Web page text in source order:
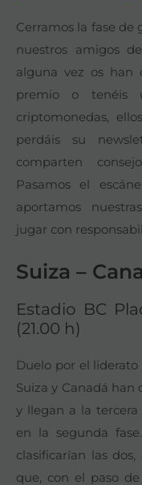
Cerramos la fase
nuestros amigos
alguna vez os han
premio o tenéis
criptomonedas,
perdáis su
comparten
Pasamos el
aportamos
jugar con
Suiza –
Estadio BC
(21.00 h)
Duelo por el
Suiza y Canadá
y llegan a la
en la segunda
clasificarían las
que, con el paso